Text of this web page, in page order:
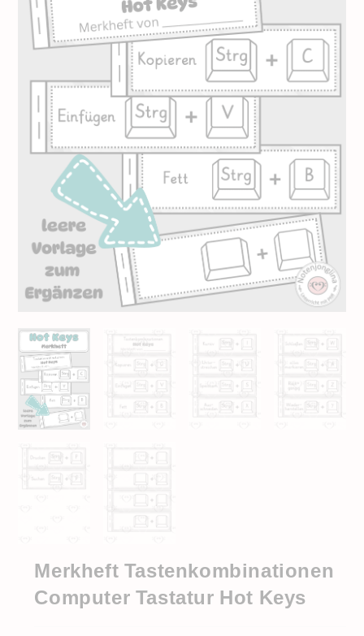
Merkheft Tastenkombinationen
Computer Tastatur Hot Keys